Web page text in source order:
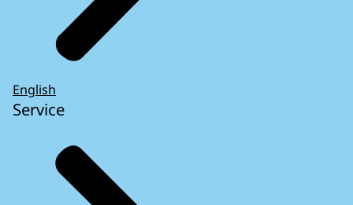
English
Service